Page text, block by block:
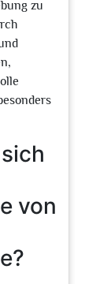
zu
von